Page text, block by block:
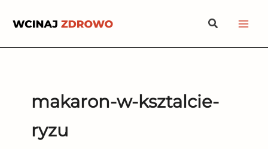
Szukaj
makaron-w-ksztalcie-
ryzu